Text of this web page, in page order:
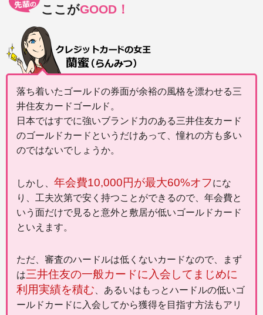
ここがGOOD！
落ち着いたゴールドの券面が余裕の風格を漂わせる三
井住友カードゴールド。
日本ではすでに強いブランド力のある三井住友カード
のゴールドカードというだけあって、憧れの方も多い
のではないでしょうか。
しかし、 年会費10,000円が最大60%オフにな
り、工夫次第で安く持つことができるので、年会費と
いう面だけで見ると意外と敷居が低いゴールドカード
といえます。
ただ、審査のハードルは低くないカードなので、まず
は三井住友の一般カードに入会してまじめに
利用実績を積む、あるいはもっとハードルの低いゴ
ールドカードに入会してから獲得を目指す方法もアリ